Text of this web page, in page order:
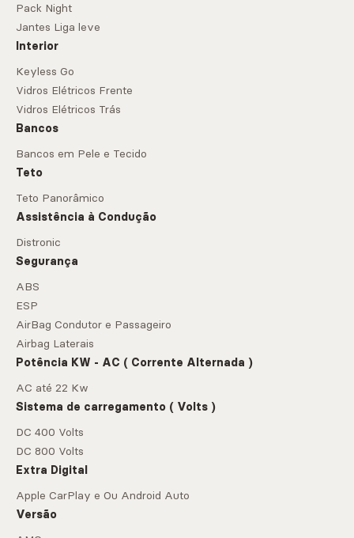
Pack Night
Jantes Liga leve
Interior
Keyless Go
Vidros Elétricos Frente
Vidros Elétricos Trás
Bancos
Bancos em Pele e Tecido
Teto
Teto Panorâmico
Assistência à Condução
Distronic
Segurança
ABS
ESP
AirBag Condutor e Passageiro
Airbag Laterais
Potência KW - AC ( Corrente Alternada )
AC até 22 Kw
Sistema de carregamento ( Volts )
DC 400 Volts
DC 800 Volts
Extra Digital
Apple CarPlay e Ou Android Auto
Versão